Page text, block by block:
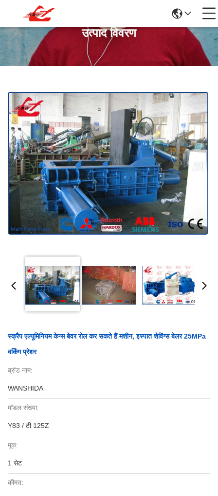
उत्पाद विवरण
स्क्रैप एल्यूमिनियम केन्स बेवर रोल कर सकते हैं मशीन, इस्पात शेविंग्स बेलर 25MPa
वर्किंग प्रेशर
ब्रांड नाम:
WANSHIDA
मॉडल संख्या:
Y83 / टी 125Z
मूक:
1 सेट
कीमत: